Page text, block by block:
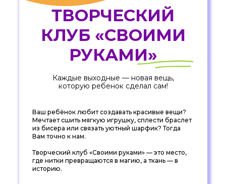
ТВОРЧЕСКИЙ
КЛУБ «СВОИМИ
РУКАМИ»
Каждые выходные — новая вещь,
которую ребенок сделал сам!
Ваш ребёнок любит создавать красивые вещи?
Мечтает сшить мягкую игрушку, сплести браслет
из бисера или связать уютный шарфик? Тогда
Вам точно к нам.
Творческий клуб «Своими руками» — это место,
где нитки превращаются в магию, а ткань — в
историю.